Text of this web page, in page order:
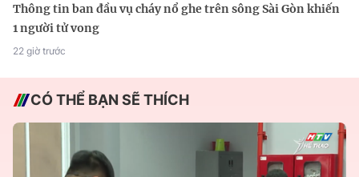
Thông tin ban đầu vụ cháy nổ ghe trên sông Sài Gòn khiến
1 người tử vong
22 giờ trước
CÓ THỂ BẠN SẼ THÍCH